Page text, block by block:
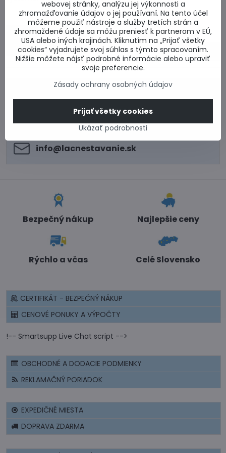
Technická pomoc pri založení stavby
Skladom u dodávateľa
0,01 € Do košíka
0917 969 003
Technické poradenstvo
0948 987 787
Informácie k objednávkam
Po - Pi 8:00-15:00
info​@lacnestavanie​.sk
Bezpečný nákup Najlepšie ceny
Rýchlo a včas Celé Slovensko
CERTIFIKÁT - BEZPEČNÝ NÁKUP
CENOVÉ PONUKY A VÝPOČTY
!-- Smartsupp Live Chat script -->
OBCHODNÉ A DODACIE PODMIENKY
REKLAMAČNÝ PORIADOK
EXPEDIČNÉ MIESTA
DOPRAVA ZDARMA
webovej stránky, analýzu jej výkonnosti a
zhromažďovanie údajov o jej používaní. Na tento účel
môžeme použiť nástroje a služby tretích strán a
zhromaždené údaje sa môžu preniesť k partnerom v EÚ,
USA alebo iných krajinách. Kliknutím na „Prijať všetky
cookies“ vyjadrujete svoj súhlas s týmto spracovaním.
Nižšie môžete nájsť podrobné informácie alebo upraviť
svoje preferencie.
Zásady ochrany osobných údajov
Ukázať podrobnosti
Prijať všetky cookies